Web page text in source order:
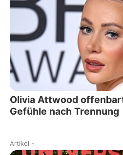
Olivia Attwood
Gefühle nach Trennung
Artikel -